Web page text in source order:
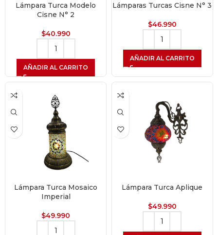
Lámpara Turca Modelo
Cisne N° 2
$40.990
AÑADIR AL CARRITO
Lámparas Turcas Cisne N° 3
$46.990
AÑADIR AL CARRITO
Lámpara Turca Mosaico
Imperial
$49.990
Lámpara Turca Aplique
$49.990